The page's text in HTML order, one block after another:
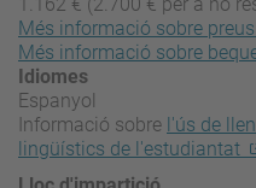
1.162 € (2.700 € per a no
Més informació sobre
Més informació sobre
Idiomes
Espanyol
Informació sobre l'ús de
lingüístics de l'estudiantat